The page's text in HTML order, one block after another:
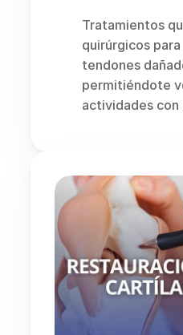
Tratamientos
quirúrgicos
tendones
permitiéndote
actividades con